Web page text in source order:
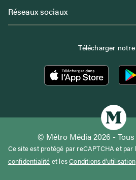
Réseaux sociaux
Télécharger
© Métro Média 2026 -
Ce site est protégé par reCAPTCHA et par
confidentialité et lesConditions d'utilisation